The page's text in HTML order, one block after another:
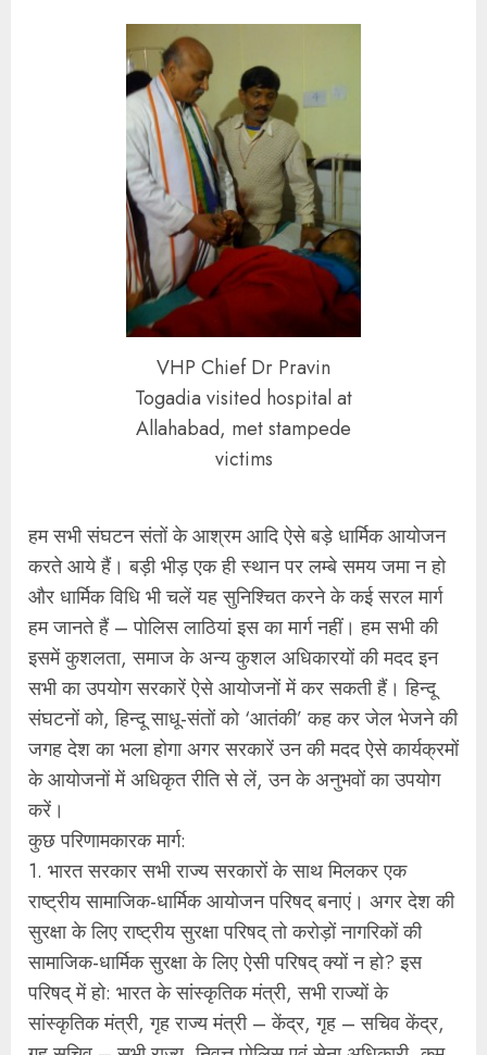
VHP Chief Dr Pravin
Togadia visited hospital at
Allahabad, met stampede
victims
हम सभी संघटन संतों के आश्रम आदि ऐसे बड़े धार्मिक आयोजन
करते आये हैं। बड़ी भीड़ एक ही स्थान पर लम्बे समय जमा न हो
और धार्मिक विधि भी चलें यह सुनिश्चित करने के कई सरल मार्ग
हम जानते हैं – पोलिस लाठियां इस का मार्ग नहीं। हम सभी की
इसमें कुशलता, समाज के अन्य कुशल अधिकारयों की मदद इन
सभी का उपयोग सरकारें ऐसे आयोजनों में कर सकती हैं। हिन्दू
संघटनों को, हिन्दू साधू-संतों को ‘आतंकी’ कह कर जेल भेजने की
जगह देश का भला होगा अगर सरकारें उन की मदद ऐसे कार्यक्रमों
के आयोजनों में अधिकृत रीति से लें, उन के अनुभवों का उपयोग
करें।
कुछ परिणामकारक मार्ग:
1. भारत सरकार सभी राज्य सरकारों के साथ मिलकर एक
राष्ट्रीय सामाजिक-धार्मिक आयोजन परिषद् बनाएं। अगर देश की
सुरक्षा के लिए राष्ट्रीय सुरक्षा परिषद् तो करोड़ों नागरिकों की
सामाजिक-धार्मिक सुरक्षा के लिए ऐसी परिषद् क्यों न हो? इस
परिषद् में हो: भारत के सांस्कृतिक मंत्री, सभी राज्यों के
सांस्कृतिक मंत्री, गृह राज्य मंत्री – केंद्र, गृह – सचिव केंद्र,